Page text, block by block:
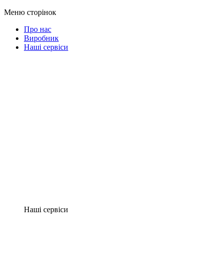
Меню сторінок
Про нас
Виробник
Наші сервіси
Наші сервіси